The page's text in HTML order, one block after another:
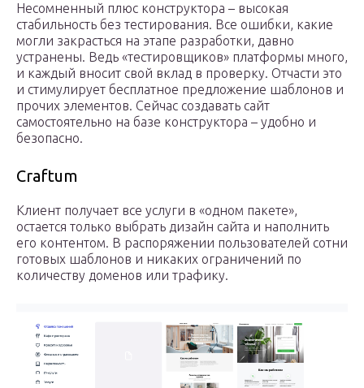
Несомненный плюс конструктора – высокая
стабильность без тестирования. Все ошибки, какие
могли закрасться на этапе разработки, давно
устранены. Ведь «тестировщиков» платформы много,
и каждый вносит свой вклад в проверку. Отчасти это
и стимулирует бесплатное предложение шаблонов и
прочих элементов. Сейчас создавать сайт
самостоятельно на базе конструктора – удобно и
безопасно.
Craftum
Клиент получает все услуги в «одном пакете»,
остается только выбрать дизайн сайта и наполнить
его контентом. В распоряжении пользователей сотни
готовых шаблонов и никаких ограничений по
количеству доменов или трафику.